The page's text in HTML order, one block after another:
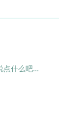
点什么吧...